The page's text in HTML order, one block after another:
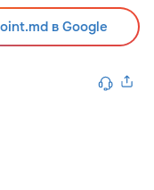
в Google